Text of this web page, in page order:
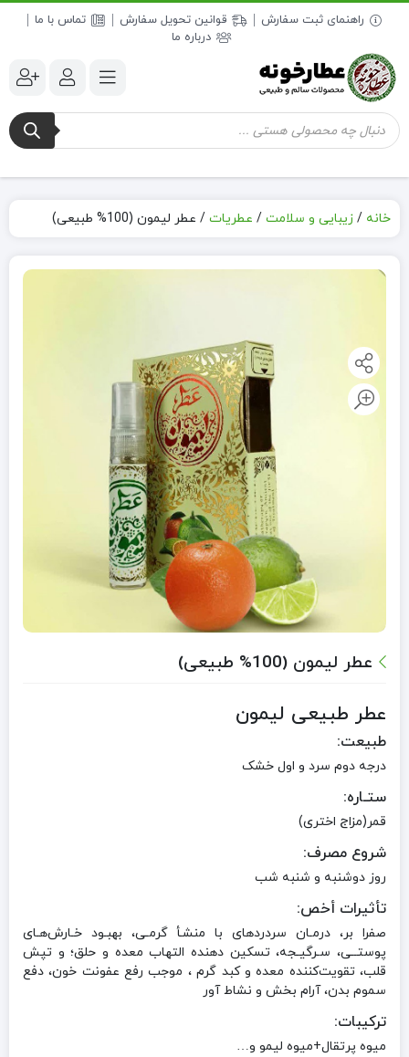
راهنمای ثبت سفارش قوانین تحویل سفارش
تماس با ما
درباره ما
جستجوی
محصولات
خانه / زیبایی و سلامت / عطریات / عطر لیمون (100% طبیعی)
عطر لیمون (100% طبیعی)
عطر طبیعی لیمون
طبیعت:
درجه دوم سرد و اول خشک
ستـاره:
قمر(مزاج اختری)
شروع مصرف:
روز دوشنبه و شنبه شب
تأثیرات أخص:
صفرا بر، درمـان سردردهای با منشـأ گرمـی، بهبـود خـارش‌هـای
پوستــی، سـرگیـجه، تسکین دهنده التهاب معده و حلق؛ و تپش
قلب، تقویت‌کننده معده و کبد گرم ، موجب رفع عفونت خون، دفع
سموم بدن، آرام‌ بخش و نشاط‌ آور
ترکیبات:
میوه پرتقال+میوه لیمو و…